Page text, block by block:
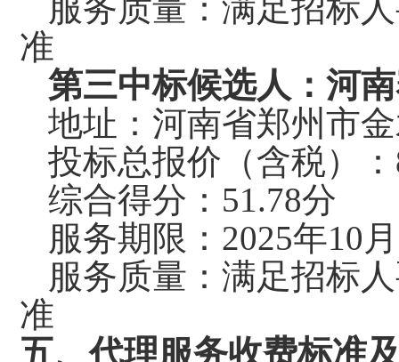
服务质量：满足招标
准
第三中标候选人：河
地址：河南省郑州市
投标总报价（含税）：
综合得分： 51.78分
服务期限： 2025年10
服务质量：满足招标
准
五、代理服务收费标准